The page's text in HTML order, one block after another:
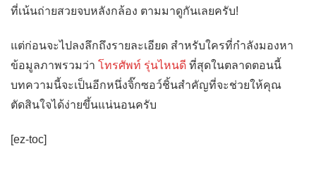
ที่เน้นถ่ายสวยจบหลังกล้อง ตามมาดูกันเลยครับ!
แต่ก่อนจะไปลงลึกถึงรายละเอียด สำหรับใครที่กำลังมองหา
ข้อมูลภาพรวมว่า โทรศัพท์ รุ่นไหนดี ที่สุดในตลาดตอนนี้
บทความนี้จะเป็นอีกหนึ่งจิ๊กซอว์ชิ้นสำคัญที่จะช่วยให้คุณ
ตัดสินใจได้ง่ายขึ้นแน่นอนครับ
[ez-toc]